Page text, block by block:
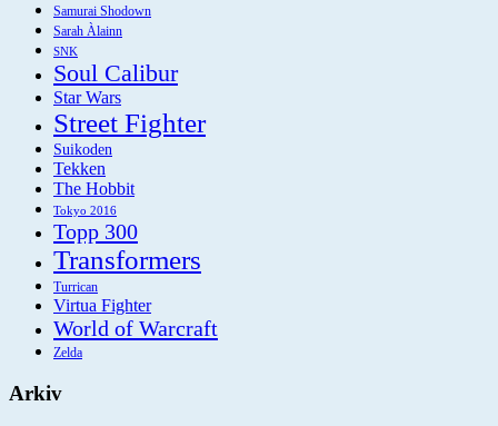
Samurai Shodown
Sarah Àlainn
SNK
Soul Calibur
Star Wars
Street Fighter
Suikoden
Tekken
The Hobbit
Tokyo 2016
Topp 300
Transformers
Turrican
Virtua Fighter
World of Warcraft
Zelda
Arkiv